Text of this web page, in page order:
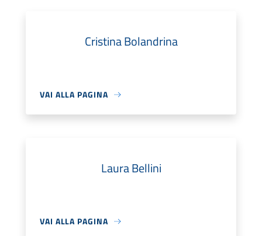
Cristina Bolandrina
VAI ALLA PAGINA
Laura Bellini
VAI ALLA PAGINA